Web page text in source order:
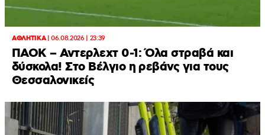
ΑΘΛΗΤΙΚΑ|06.08.2026 | 23:39
ΠΑΟΚ – Αντερλεχτ 0-1: Όλα στραβά και
δύσκολα! Στο Βέλγιο η ρεβάνς για τους
Θεσσαλονικείς